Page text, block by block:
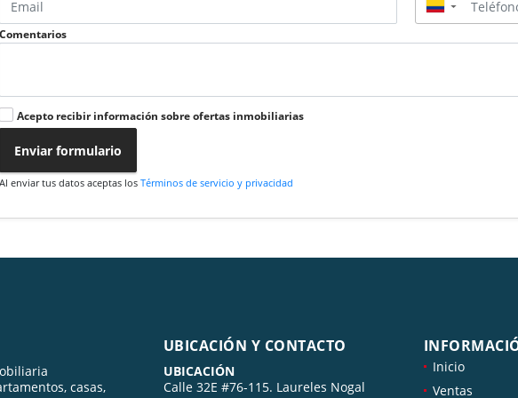
▼
Comentarios
Acepto recibir información sobre ofertas inmobiliarias
Enviar formulario
Al enviar tus datos aceptas losTérminos de servicio y privacidad
casas,
UBICACIÓN Y CONTACTO
UBICACIÓN
Calle 32E #76-115. Laureles Nogal
Inicio
Ventas